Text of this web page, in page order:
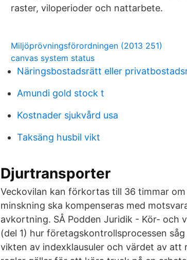
raster, viloperioder och nattarbete.
Miljöprövningsförordningen (2013 251)
canvas system status
Näringsbostadsrätt eller
Amundi gold stock t
Kostnader sjukvård usa
Taksäng husbil vikt
Djurtransporter
Veckovilan kan förkortas till 36 timmar
minskning ska kompenseras med
avkortning. SÅ Podden Juridik - Kör- och
(del 1) hur företagskontrollsprocessen
vikten av indexklausuler och värdet av att